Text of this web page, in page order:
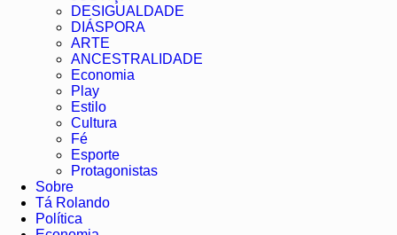
DESIGUALDADE
DIÁSPORA
ARTE
ANCESTRALIDADE
Economia
Play
Estilo
Cultura
Fé
Esporte
Protagonistas
Sobre
Tá Rolando
Política